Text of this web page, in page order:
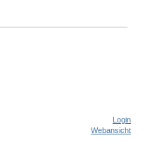
Login
Webansicht